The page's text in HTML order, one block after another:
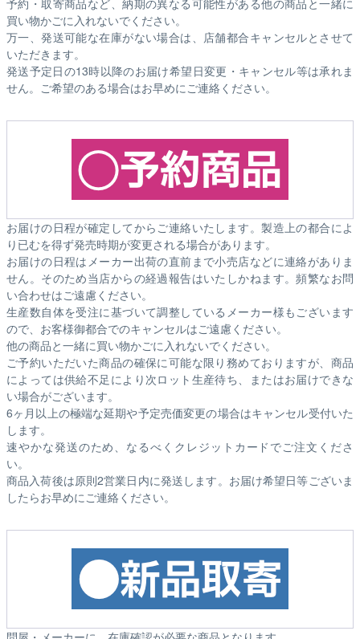
買い物かごに入れないでください。
万一、発送可能な在庫がない場合は、店舗都合キャンセルとさせて
いただきます。
発送予定日の13時以降のお届け希望日変更・キャンセル等は承れま
せん。ご希望のある場合はお早めにご連絡ください。
お届けの日程が確定してからご連絡いたします。製造上の都合によ
り已むを得ず発売時期が変更される場合があります。
お届けの日程はメーカー出荷の直前まで小売店などに連絡がありま
せん。そのため当店からの経過報告はいたしかねます。頻繁なお問
い合わせはご遠慮ください。
生産数自体を受注に基づいて調整しているメーカー様もございます
ので、お客様御都合でのキャンセルはご遠慮ください。
他の商品と一緒に買い物かごに入れないでください。
ご予約いただいた商品の確保に可能な限り務めておりますが、商品
によっては供給不足により次ロット生産待ち、またはお届けできな
い場合がございます。
6ヶ月以上の極端な延期や予定売価変更の場合はキャンセル受付いた
します。
速やかな発送のため、なるべくクレジットカードでご注文くださ
い。
商品入荷後は原則2営業日内に発送します。お届け希望日等ございま
したらお早めにご連絡ください。